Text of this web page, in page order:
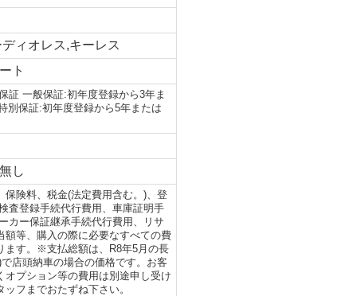
ィオレス,キーレス
ト
証 一般保証:初年度登録から3年ま
別保証:初年度登録から5年または
し
険料、税金(法定費用含む。)、登
査登録手続代行費用、車庫証明手
カー保証継承手続代行費用、リサ
額等、購入の際に必要なすべての費
ます。※支払総額は、R8年5月の長
店頭納車の場合の価格です。お客
オプション等の費用は別途申し受け
フまでおたずね下さい。